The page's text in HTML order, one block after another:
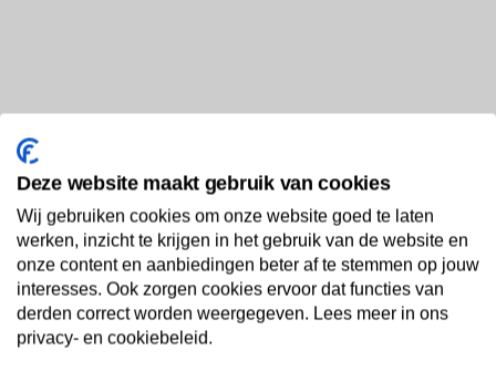
Deze website maakt gebruik van cookies
Wij gebruiken cookies om onze website goed te laten
werken, inzicht te krijgen in het gebruik van de website en
onze content en aanbiedingen beter af te stemmen op jouw
interesses. Ook zorgen cookies ervoor dat functies van
derden correct worden weergegeven. Lees meer in ons
privacy- en cookiebeleid.